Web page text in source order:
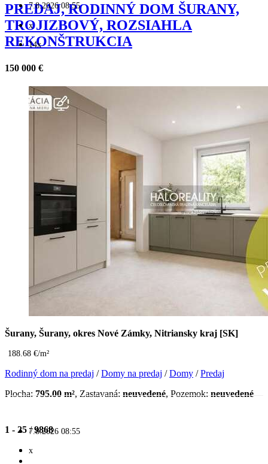
7.8.2026 08:55
x
14x
PREDAJ, RODINNÝ DOM ŠURANY,
TROJIZBOVÝ, ROZSIAHLA
REKONŠTRUKCIA
150 000 €
Šurany, Šurany, okres Nové Zámky, Nitriansky kraj [SK]
188.68 €/m²
Rodinný dom na predaj /Domy na predaj /Domy /Predaj
Plocha: 795.00 m², Zastavaná: neuvedené, Pozemok: neuvedené
7.8.2026 08:55
x
1 - 25 /9868